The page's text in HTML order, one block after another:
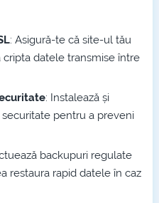
: Asigură-te că site-ul tău
datele transmise între
: Instalează și
pentru a preveni
backupuri regulate
restaura rapid datele în caz